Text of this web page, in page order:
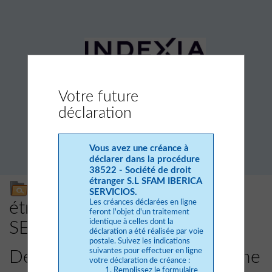
38522 - Société de droit
étranger S.L SFAM IBERICA
SERVICIOS
Déclaration de créance en ligne
Votre future
déclaration
Vous avez une créance à
déclarer dans la procédure
38522 - Société de droit
étranger S.L SFAM IBERICA
SERVICIOS.
Les créances déclarées en ligne
feront l'objet d'un traitement
identique à celles dont la
déclaration a été réalisée par voie
postale. Suivez les indications
suivantes pour effectuer en ligne
votre déclaration de créance :
Remplissez le formulaire